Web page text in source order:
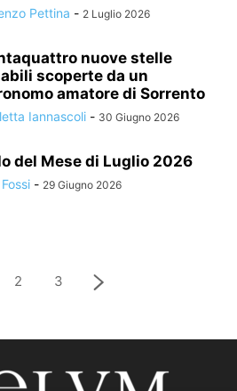
Pettina - 2 Luglio 2026
nuove stelle
scoperte da un
amatore di Sorrento
Iannascoli - 30 Giugno 2026
del Mese di Luglio 2026
- 29 Giugno 2026
2 3